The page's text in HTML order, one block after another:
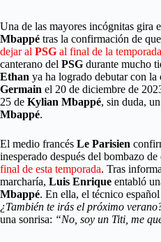
Una de las mayores incógnitas gira
Mbappé tras la confirmación de que
dejar al PSG al final de la temporada
canterano del PSG durante mucho
Ethan ya ha logrado debutar con la
Germain el 20 de diciembre de
25 de Kylian Mbappé, sin duda,
Mbappé.
El medio francés Le Parisien
inesperado después del bombazo de
final de esta temporada. Tras
marcharía, Luis Enrique entabló
Mbappé. En ella, el técnico
¿También te irás el próximo
una sonrisa: “No, soy un Titi, me